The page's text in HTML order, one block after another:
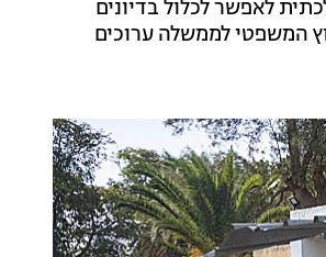
לאפשר לכלול בדיונים
המשפטי לממשלה ערוכים